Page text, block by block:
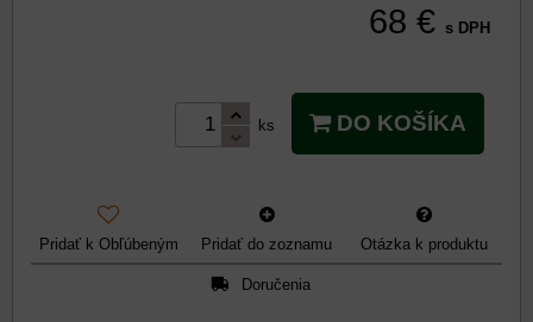
68 € s DPH
ks DO KOŠÍKA
Pridať k Obľúbeným Pridať do zoznamu Otázka k produktu
Doručenia